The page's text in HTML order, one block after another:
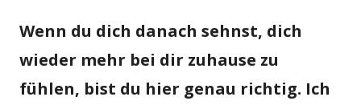
Wenn du dich danach sehnst, dich
wieder mehr bei dir zuhause zu
fühlen, bist du hier genau richtig. Ich